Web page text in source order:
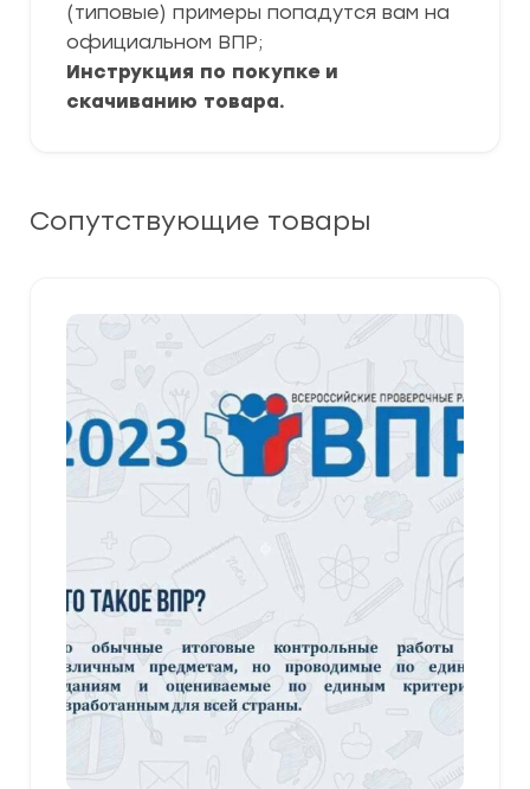
(типовые) примеры попадутся вам на
официальном ВПР;
Инструкция по покупке и
скачиванию товара.
Сопутствующие товары